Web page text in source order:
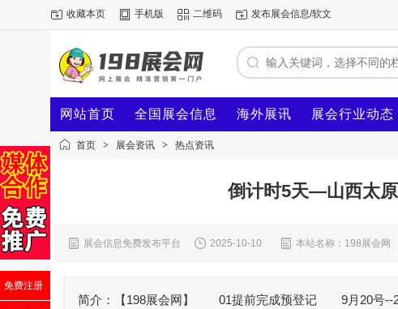
收藏本页 手机版 二维码 发布展会信息/软文
网站首页 全国展会信息 海外展讯 展会行业动态
首页 > 展会资讯 > 热点资讯
倒计时5天—山西太
展会信息免费发布平台 2025-10-10 本站名称：198展会网
简介：【198展会网】 01提前完成预登记 9月20号--22
免费注册